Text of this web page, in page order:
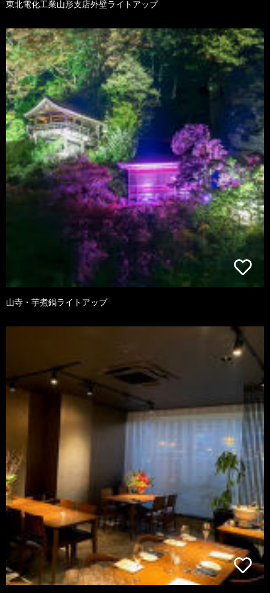
東北電化工業山形支店外壁ライトアップ
山寺・芋煮鍋ライトアップ